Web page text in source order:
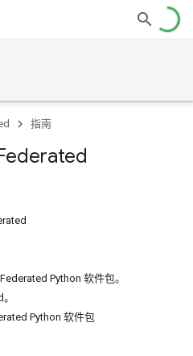
指南
Python 软件包。
Python 软件包